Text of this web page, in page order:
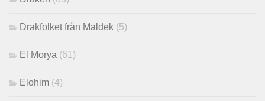
Drakfolket från Maldek (5)
El Morya (61)
Elohim (4)